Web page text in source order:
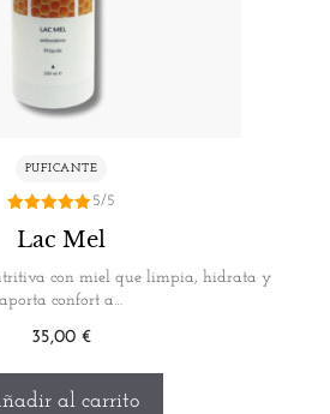
PUFICANTE
de 5
5/5
Lac Mel
con miel que limpia, hidrata y
aporta confort a…
35,00 €
al carrito